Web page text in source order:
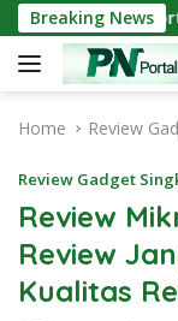
Skip
to
content
Breaking News
Mini Portable:
Home Review
Review Gadget
Review
Review
Kualitas